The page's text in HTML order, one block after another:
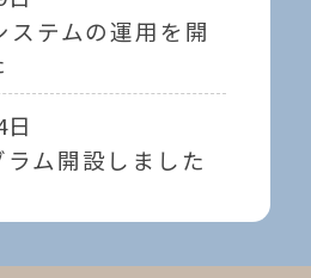
ステムの運用を開
ム開設しました